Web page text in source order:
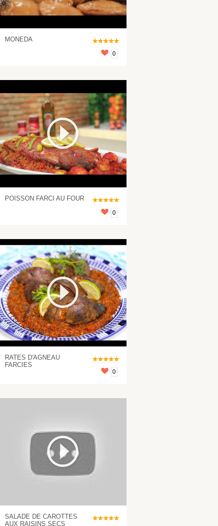
MONEDA
0
POISSON FARCI AU FOUR
0
RATES D'AGNEAU
FARCIES
0
SALADE DE CAROTTES
AUX RAISINS SECS